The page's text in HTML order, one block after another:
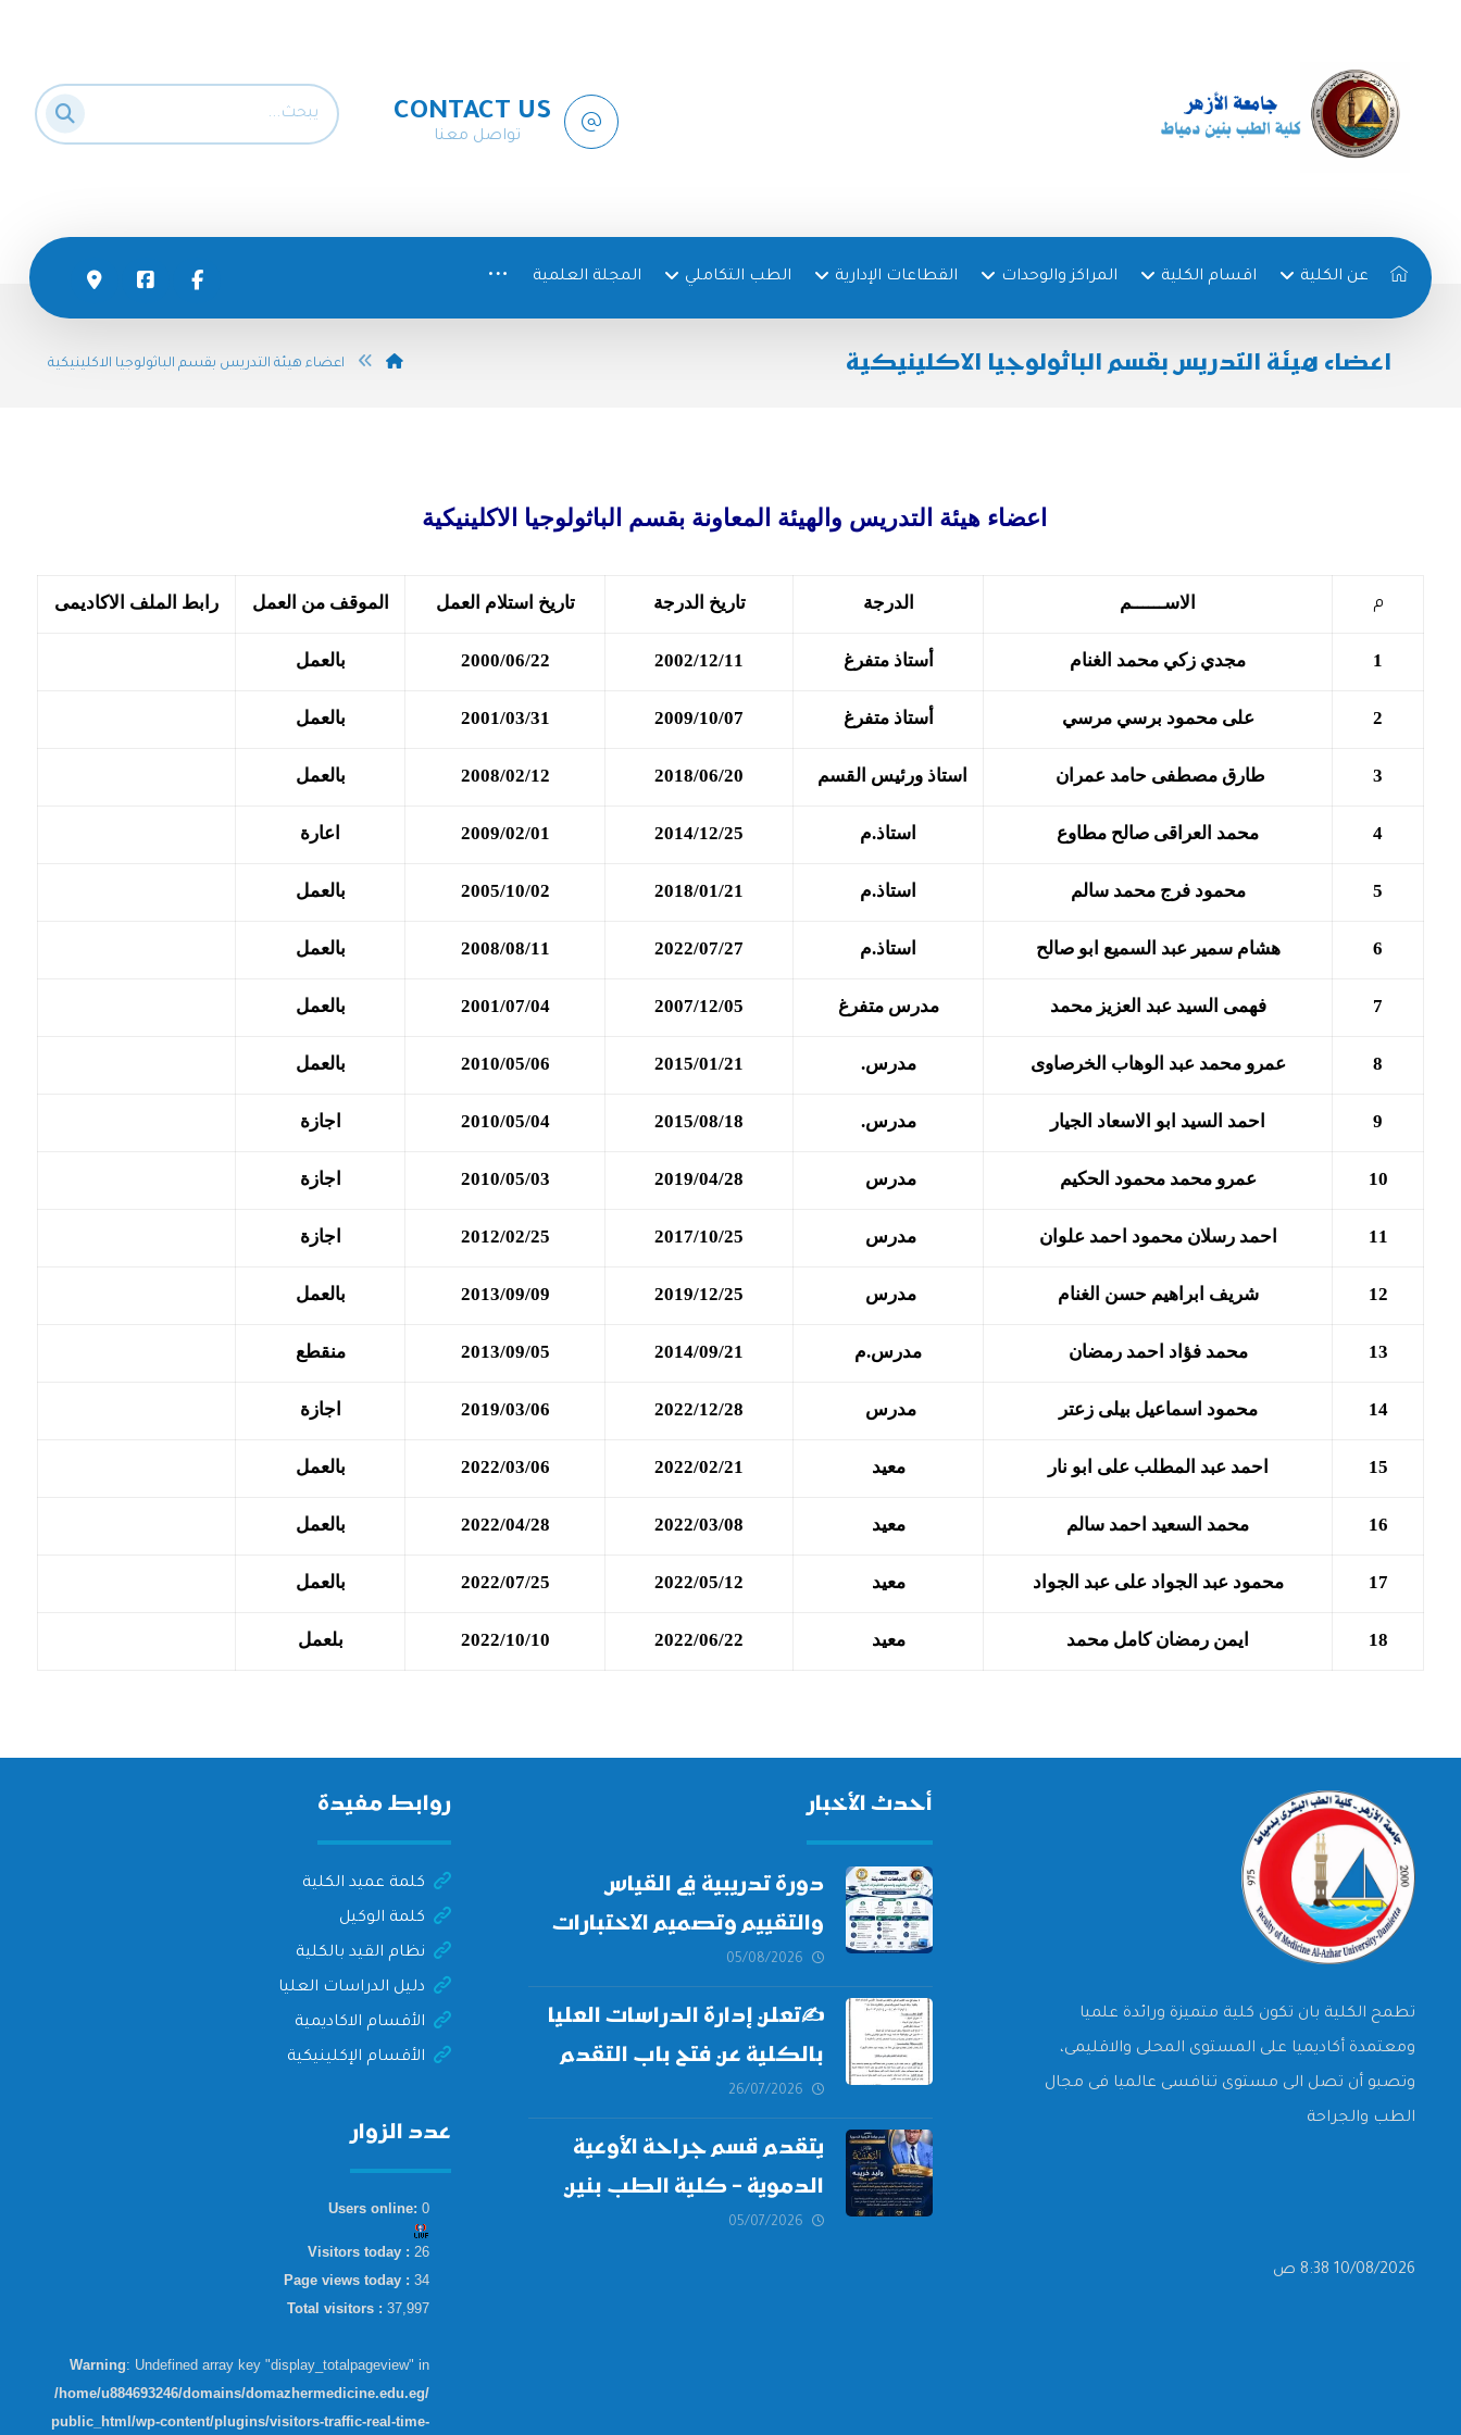
CONTACT US
تواصل معنا
عن الكلية اقسام الكلية المراكز والوحدات القطاعات الإدارية الطب التكاملي المجلة العلمية
اعضاء هيئة التدريس بقسم الباثولوجيا الاكلينيكية اعضاء هيئة التدريس بقسم الباثولوجيا الاكلينيكية
اعضاء هيئة التدريس والهيئة المعاونة بقسم الباثولوجيا الاكلينيكية
م الاســــــم الدرجة تاريخ الدرجة تاريخ استلام العمل الموقف من العمل رابط الملف الاكاديمى
1 مجدي زكي محمد الغنام أستاذ متفرغ 2002/12/11
2000/06/22 بالعمل
2 على محمود برسي مرسي أستاذ متفرغ 2009/10/07
2001/03/31 بالعمل
3 طارق مصطفى حامد عمران استاذ ورئيس القسم 2018/06/20
2008/02/12 بالعمل
4 محمد العراقى صالح مطاوع استاذ.م 2014/12/25
2009/02/01 اعارة
5 محمود فرج محمد سالم استاذ.م 2018/01/21
2005/10/02 بالعمل
6 هشام سمير عبد السميع ابو صالح استاذ.م 2022/07/27
2008/08/11 بالعمل
7 فهمى السيد عبد العزيز محمد مدرس متفرغ 2007/12/05
2001/07/04 بالعمل
8 عمرو محمد عبد الوهاب الخرصاوى مدرس. 2015/01/21
2010/05/06 بالعمل
9 احمد السيد ابو الاسعاد الجيار مدرس. 2015/08/18
2010/05/04 اجازة
10 عمرو محمد محمود الحكيم مدرس 2019/04/28
2010/05/03 اجازة
11 احمد رسلان محمود احمد علوان مدرس 2017/10/25
2012/02/25 اجازة
12 شريف ابراهيم حسن الغنام مدرس 2019/12/25
2013/09/09 بالعمل
13 محمد فؤاد احمد رمضان مدرس.م 2014/09/21
2013/09/05 منقطع
14 محمود اسماعيل بيلى زعتر مدرس 2022/12/28
2019/03/06 اجازة
15 احمد عبد المطلب على ابو نار معيد 2022/02/21
2022/03/06 بالعمل
16 محمد السعيد احمد سالم معيد 2022/03/08
2022/04/28 بالعمل
17 محمود عبد الجواد على عبد الجواد معيد 2022/05/12
2022/07/25 بالعمل
18 ايمن رمضان كامل محمد معيد 2022/06/22
2022/10/10 بلعمل
تطمح الكلية بان تكون كلية متميزة ورائدة علميا
ومعتمدة أكاديميا على المستوى المحلى والاقليمى،
وتصبو أن تصل الى مستوى تنافسى عالميا فى مجال
الطب والجراحة
10/08/2026 8:38 ص
أحدث الأخبار
دورة تدريبية في القياس
والتقييم وتصميم الاختبارات
الطبية
05/08/2026
✍تعلن إدارة الدراسات العليا
بالكلية عن فتح باب التقدم
للالتحاق ببرامج الدراسات
العليا لدورة
أكتوبر 2026،
26/07/2026
يتقدم قسم جراحة الأوعية
الدموية – كلية الطب بنين
05/07/2026
روابط مفيدة
كلمة عميد الكلية
كلمة الوكيل
نظام القيد بالكلية
دليل الدراسات العليا
الأقسام الاكاديمية
الأقسام الإكلينيكية
عدد الزوار
Users online: 0
Visitors today : 26
Page views today : 34
Total visitors : 37,997
Warning: Undefined array key "display_totalpageview" in
/home/u884693246/domains/domazhermedicine.edu.eg/
public_html/wp-content/plugins/visitors-traffic-real-time-